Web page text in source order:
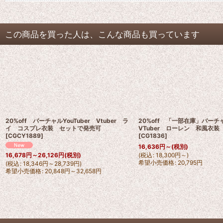
この商品を買った人は、こんな商品も買っています
20%off バーチャルYouTuber Vtuber ラ
イ コスプレ衣装 セットで発売可
[CGCY1889]
16,678円～26,126円(税別)
(税込: 18,346円～28,739円)
希望小売価格: 20,848円～32,658円
20%off 「一部在庫」バー
VTuber ローレン 和風衣装
[CG1836]
16,636円～(税別)
(税込: 18,300円～)
希望小売価格: 20,795円